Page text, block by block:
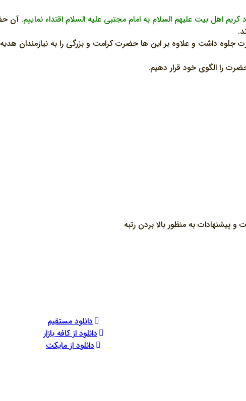
کريم اهل بيت عليهم السلام به امام مجتبي عليه السلام اقتداء نماييم. آن
داشت و علاوه بر اين ها حضرت کرامت و بزرگي را به نيازمندان
را الگوي خود قرار دهيم.
پيشنهادات به منظور بالا بردن رتبه
دانلود مستقیم
دانلود از کافه بازار
دانلود از مایکت